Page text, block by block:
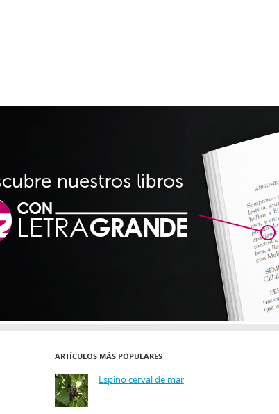
ARTÍCULOS MÁS POPULARES
Espino cerval de mar